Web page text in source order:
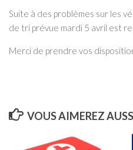
Suite à des problèmes sur les
de tri prévue mardi 5 avril est
Merci de prendre vos
VOUS AIMEREZ